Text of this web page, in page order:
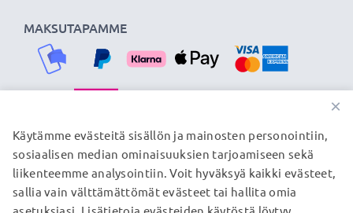
MAKSUTAPAMME
TOIMITUSKUMPPANIMME
© subtel.fi 2026
×
Käytämme evästeitä sisällön ja mainosten personointiin,
sosiaalisen median ominaisuuksien tarjoamiseen sekä
liikenteemme analysointiin. Voit hyväksyä kaikki evästeet,
sallia vain välttämättömät evästeet tai hallita omia